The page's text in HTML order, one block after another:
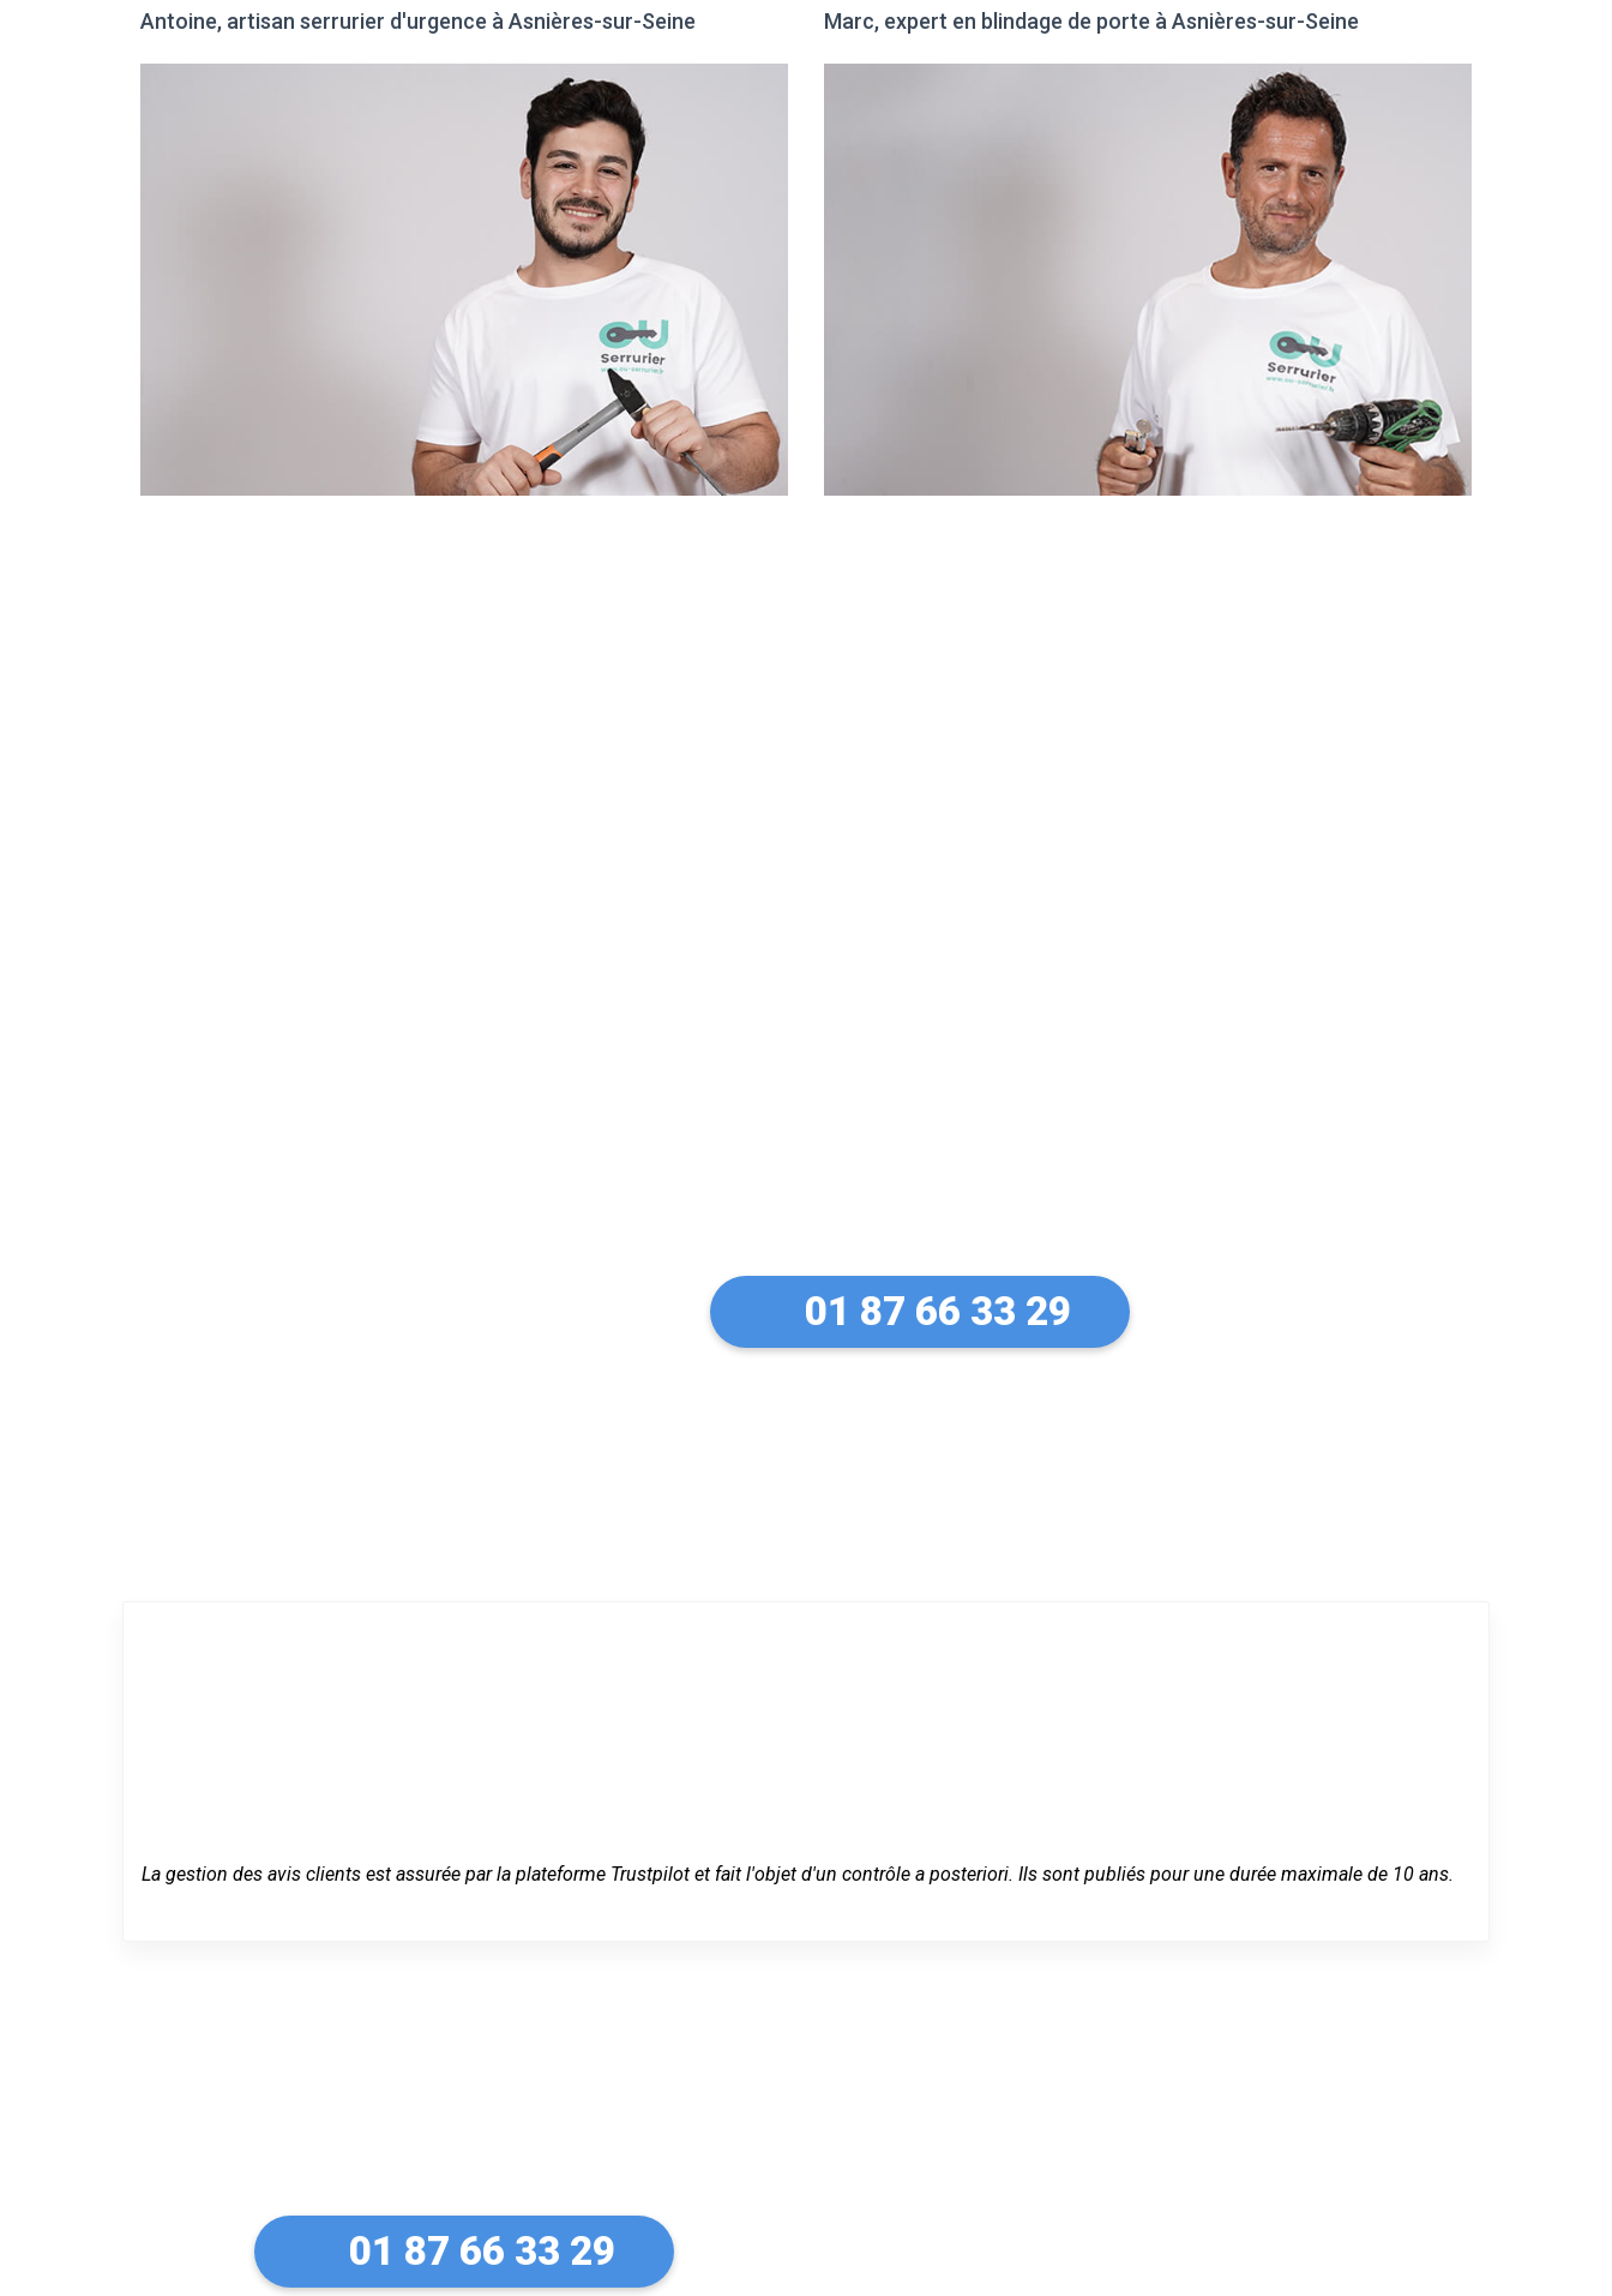
Antoine, artisan serrurier d'urgence à Asnières-sur-Seine Marc, expert en blindage de porte à Asnières-sur-Seine
01 87 66 33 29
La gestion des avis clients est assurée par la plateforme Trustpilot et fait l'objet d'un contrôle a posteriori. Ils sont publiés pour une durée maximale de 10 ans.
01 87 66 33 29